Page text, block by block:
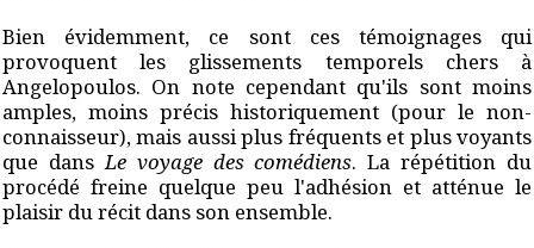
Bien évidemment, ce sont ces témoignages qui
provoquent les glissements temporels chers à
Angelopoulos. On note cependant qu'ils sont moins
amples, moins précis historiquement (pour le non-
connaisseur), mais aussi plus fréquents et plus voyants
que dansLe voyage des comédiens. La répétition du
procédé freine quelque peu l'adhésion et atténue le
plaisir du récit dans son ensemble.